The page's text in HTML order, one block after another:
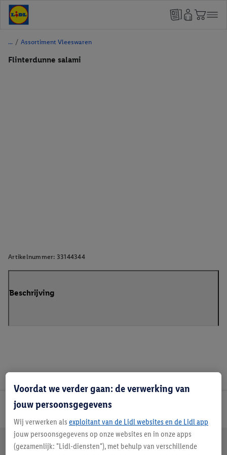
/ Assortiment Vleeswaren
Flinterdunne salami
Artikelnummer: 33144344
Beschrijving
Lidl Nieuwsbrief
Jouw voordelen bij ons als Lidl webshop klant
Gratis retourneren Veilig winkelen
Voordat we verder gaan: de verwerking van
jouw persoonsgegevens
Wij verwerken als exploitant van de Lidl websites en de Lidl app
jouw persoonsgegevens op onze websites en in onze apps
(gezamenlijk: "Lidl-diensten"), met behulp van verschillende